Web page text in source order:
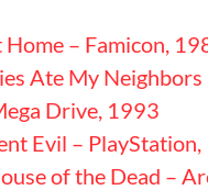
Home – Famicon,
Ate My Neighbors
Drive, 1993
Evil –
of the Dead –